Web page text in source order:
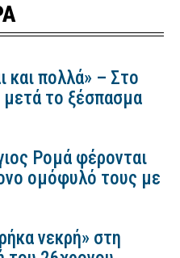
και πολλά» – Στο
μετά το ξέσπασμα
Ρομά φέρονται
ομόφυλό τους με
νεκρή» στη